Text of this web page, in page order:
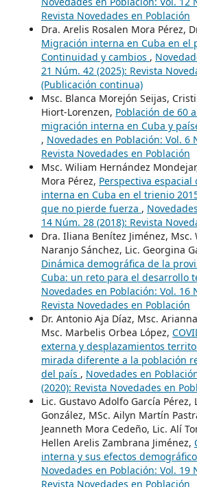
Revista Novedades en Población
Dra. Arelis Rosalen Mora Pérez,
Migración interna en Cuba en el
Continuidad y cambios ,
21 Núm. 42 (2025): Revista
(Publicación continua)
Msc. Blanca Morejón Seijas,
Hiort-Lorenzen, Población de 60
migración interna en Cuba y
, Novedades en Población: Vol. 6
Revista Novedades en Población
Msc. Wiliam Hernández
Mora Pérez, Perspectiva
interna en Cuba en el trienio
que no pierde fuerza ,
14 Núm. 28 (2018): Revista
Dra. Iliana Benítez Jiménez,
Naranjo Sánchez, Lic. Georgina
Dinámica demográfica de la
Cuba: un reto para el desarrollo
Novedades en Población: Vol. 16
Revista Novedades en Población
Dr. Antonio Aja Díaz, Msc.
Msc. Marbelis Orbea López,
externa y desplazamientos
mirada diferente a la población
del país , Novedades en
(2020): Revista Novedades en
Lic. Gustavo Adolfo García
González, MSc. Ailyn Martín
Jeanneth Mora Cedeño, Lic. Alí
Hellen Arelis Zambrana Jiménez,
interna y sus efectos
Novedades en Población: Vol. 19
Revista Novedades en Población